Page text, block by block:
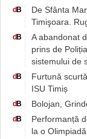
dB
De Sfânta
Timişoara.
dB
A abandonat
prins de
sistemului de
dB
Furtună
ISU Timiș
dB Bolojan,
dB
Performanță
la o